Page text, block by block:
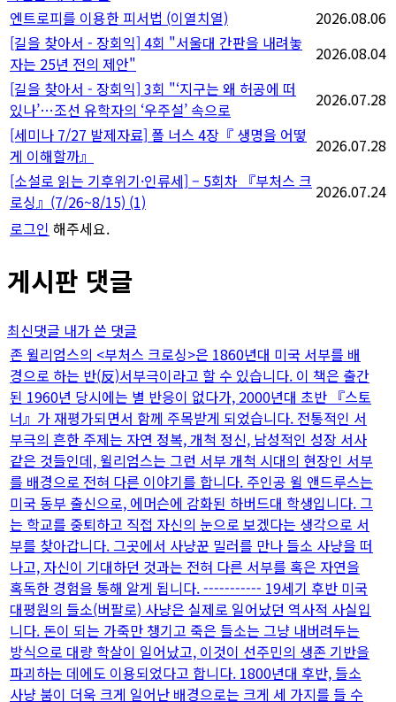
엔트로피를 이용한 피서법 (이열치열)
2026.08.06
[길을 찾아서 - 장회익] 4회 "서울대 간판을 내려놓
자는 25년 전의 제안"
2026.08.04
[길을 찾아서 - 장회익] 3회 "‘지구는 왜 허공에 떠
있나’…조선 유학자의 ‘우주설’ 속으로
2026.07.28
[세미나 7/27 발제자료] 폴 너스 4장『 생명을 어떻
게 이해할까』
2026.07.28
[소설로 읽는 기후위기·인류세] – 5회차 『부처스 크
로싱』(7/26~8/15) (1)
2026.07.24
로그인 해주세요.
게시판 댓글
최신댓글 내가 쓴 댓글
존 윌리엄스의 <부처스 크로싱>은 1860년대 미국 서부를 배
경으로 하는 반(反)서부극이라고 할 수 있습니다. 이 책은 출간
된 1960년 당시에는 별 반응이 없다가, 2000년대 초반 『스토
너』가 재평가되면서 함께 주목받게 되었습니다. 전통적인 서
부극의 흔한 주제는 자연 정복, 개척 정신, 남성적인 성장 서사
같은 것들인데, 윌리엄스는 그런 서부 개척 시대의 현장인 서부
를 배경으로 전혀 다른 이야기를 합니다. 주인공 윌 앤드루스는
미국 동부 출신으로, 에머슨에 감화된 하버드대 학생입니다. 그
는 학교를 중퇴하고 직접 자신의 눈으로 보겠다는 생각으로 서
부를 찾아갑니다. 그곳에서 사냥꾼 밀러를 만나 들소 사냥을 떠
나고, 자신이 기대하던 것과는 전혀 다른 서부를 혹은 자연을
혹독한 경험을 통해 알게 됩니다. ----------- 19세기 후반 미국
대평원의 들소(버팔로) 사냥은 실제로 일어났던 역사적 사실입
니다. 돈이 되는 가죽만 챙기고 죽은 들소는 그냥 내버려두는
방식으로 대량 학살이 일어났고, 이것이 선주민의 생존 기반을
파괴하는 데에도 이용되었다고 합니다. 1800년대 후반, 들소
사냥 붐이 더욱 크게 일어난 배경으로는 크게 세 가지를 들 수